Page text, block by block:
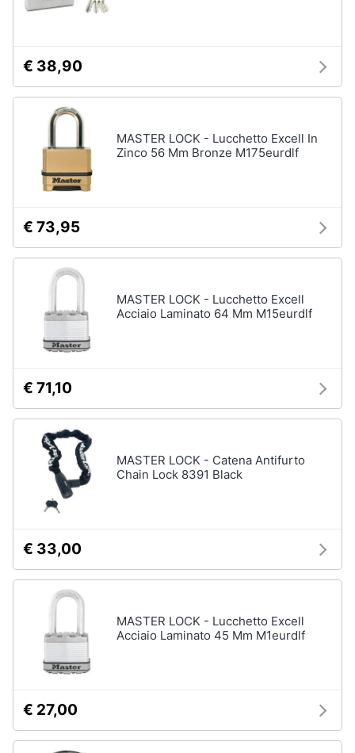
€ 38,90
MASTER LOCK - Lucchetto Excell In
Zinco 56 Mm Bronze M175eurdlf
€ 73,95
MASTER LOCK - Lucchetto Excell
Acciaio Laminato 64 Mm M15eurdlf
€ 71,10
MASTER LOCK - Catena Antifurto
Chain Lock 8391 Black
€ 33,00
MASTER LOCK - Lucchetto Excell
Acciaio Laminato 45 Mm M1eurdlf
€ 27,00